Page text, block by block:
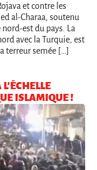
et contre les
al-Charaa, soutenu
est du pays. La
avec la Turquie, est
terreur semée […]
ISLAMIQUE !